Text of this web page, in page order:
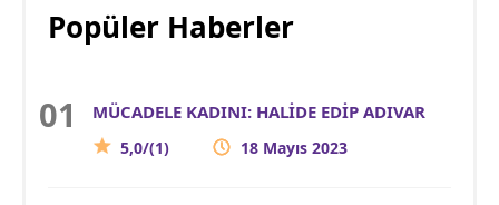
Popüler Haberler
MÜCADELE KADINI: HALİDE EDİP ADIVAR
5,0/(1) 18 Mayıs 2023